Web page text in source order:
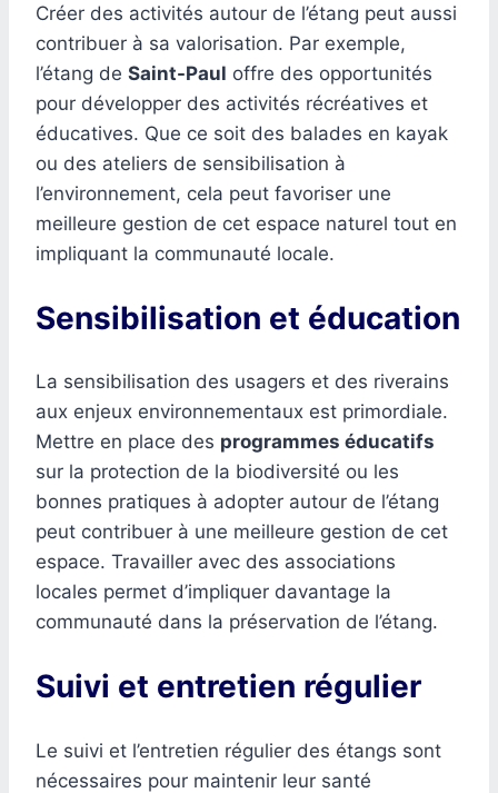
Créer des activités autour de l’étang peut aussi
contribuer à sa valorisation. Par exemple,
l’étang de Saint-Paul offre des opportunités
pour développer des activités récréatives et
éducatives. Que ce soit des balades en kayak
ou des ateliers de sensibilisation à
l’environnement, cela peut favoriser une
meilleure gestion de cet espace naturel tout en
impliquant la communauté locale.
Sensibilisation et éducation
La sensibilisation des usagers et des riverains
aux enjeux environnementaux est primordiale.
Mettre en place des programmes éducatifs
sur la protection de la biodiversité ou les
bonnes pratiques à adopter autour de l’étang
peut contribuer à une meilleure gestion de cet
espace. Travailler avec des associations
locales permet d’impliquer davantage la
communauté dans la préservation de l’étang.
Suivi et entretien régulier
Le suivi et l’entretien régulier des étangs sont
nécessaires pour maintenir leur santé